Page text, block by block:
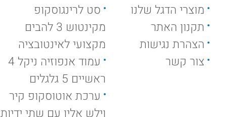
מוצרי הדגל שלנו
תקנון האתר
הצהרת נגישות
צור קשר
סט לרינגוסקופ
מקינטוש 3 להבים
מקצועי לאינטובציה
עמוד אנפוזיה ניקל 4
ראשיים 5 גלגלים
ערכת אוטוסקופ קיר